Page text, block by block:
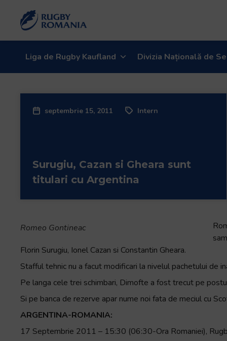
Liga de Rugby Kaufland Divizia Națională de
septembrie 15, 2011 Intern
Surugiu, Cazan si Gheara sunt
titulari cu Argentina
Romeo Gontineac
Florin Surugiu, Ionel Cazan si Constantin Gheara.
Stafful tehnic nu a facut modificari la nivelul pachetului de
Pe langa cele trei schimbari, Dimofte a fost trecut pe
Si pe banca de rezerve apar nume noi fata de meciul cu
ARGENTINA-ROMANIA:
17 Septembrie 2011 – 15:30 (06:30-Ora Romaniei),